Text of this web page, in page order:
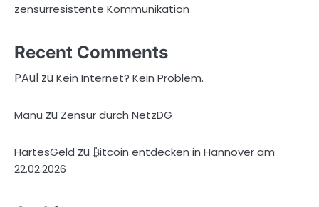
zensurresistente Kommunikation
Recent Comments
PAul zuKein Internet? Kein Problem.
Manu zu Zensur durch NetzDG
HartesGeld zu ₿itcoin entdecken in Hannover am
22.02.2026